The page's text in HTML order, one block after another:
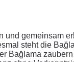
und gemeinsam
steht die
Bağlama